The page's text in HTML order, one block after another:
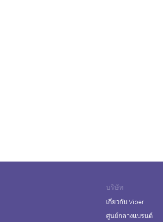
บริษัท
เกี่ยวกับ Viber
ศูนย์กลางแบรนด์